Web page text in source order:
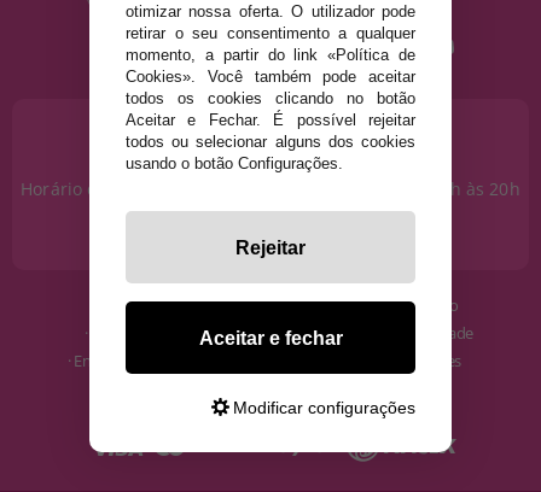
PRECISA DE AJUDA?
915 793 695
Horário de segunda a sexta das 10h às 14h e das 17h às 20h
info@disfracestuyyo.pt
· Quem somos
· Como comprar
· Envios e Devoluções
· Condições de uso
· Política de Privacidade
· Política de Cookies
otimizar nossa oferta. O utilizador pode
retirar o seu consentimento a qualquer
momento, a partir do link «Política de
Cookies». Você também pode aceitar
todos os cookies clicando no botão
Aceitar e Fechar. É possível rejeitar
todos ou selecionar alguns dos cookies
usando o botão Configurações.
Rejeitar
Aceitar e fechar
Modificar configurações